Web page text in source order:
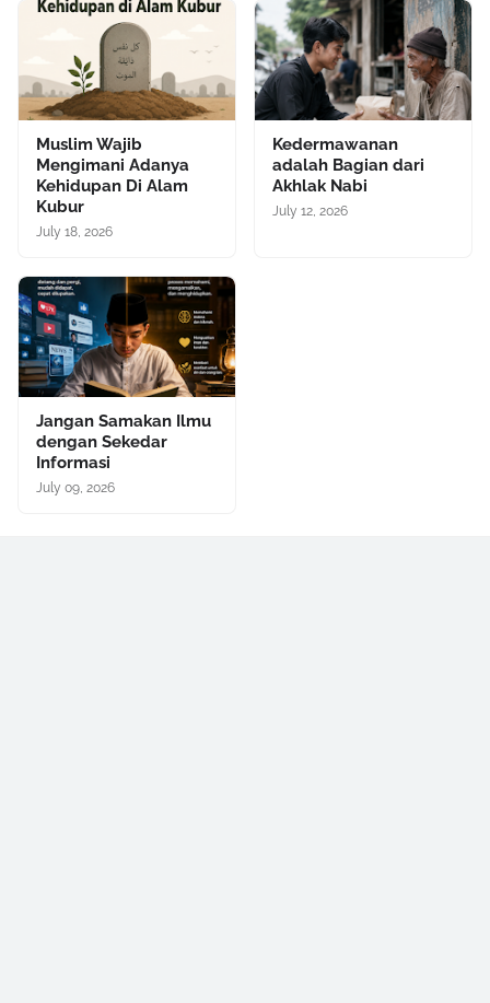
Muslim Wajib
Mengimani Adanya
Kehidupan Di Alam
Kubur
July 18, 2026
Kedermawanan
adalah Bagian dari
Akhlak Nabi
July 12, 2026
Jangan Samakan Ilmu
dengan Sekedar
Informasi
July 09, 2026